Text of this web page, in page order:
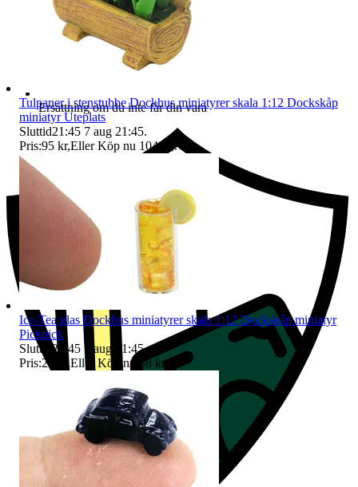
Ersättning om du inte får din vara
Tulpaner i stenstubbe Dockhus miniatyrer skala 1:12 Dockskåp
miniatyr Uteplats
Sluttid21:45 7 aug 21:45.
Pris:95 kr,Eller Köp nu 104 kr .
Ice-Tea glas Dockhus miniatyrer skala 1:12 Dockskåp miniatyr
Picknick
Sluttid 21:45 7 aug 21:45.
Pris:29 kr ,Eller Köp nu 38 kr,.